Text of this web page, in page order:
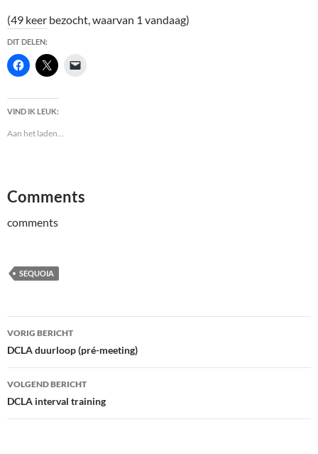
(49 keer bezocht, waarvan 1 vandaag)
DIT DELEN:
VIND IK LEUK:
Aan het laden...
Comments
comments
SEQUOIA
Bericht
navigatie
VORIG BERICHT
DCLA duurloop (pré-meeting)
VOLGEND BERICHT
DCLA interval training